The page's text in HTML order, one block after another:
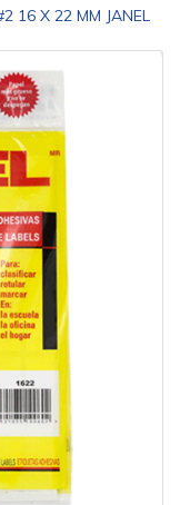
16 X 22 MM JANEL